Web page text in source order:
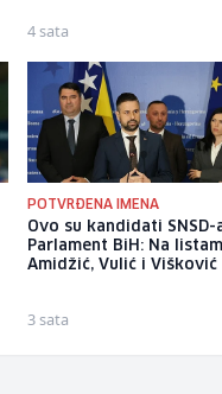
4 sata
POTVRĐENA IMENA
Ovo su kandidati SNSD-
Parlament BiH: Na
Amidžić, Vulić i Višković
3 sata